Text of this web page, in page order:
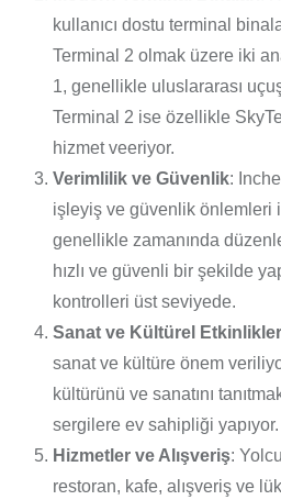
kullanıcı dostu terminal
Terminal 2 olmak üzere iki
1, genellikle uluslararası
Terminal 2 ise özellikle
hizmet veeriyor.
Verimlilik ve Güvenlik:
işleyiş ve güvenlik önlemleri
genellikle zamanında
hızlı ve güvenli bir şekilde
kontrolleri üst seviyede.
Sanat ve Kültürel Etkinlikler
sanat ve kültüre önem
kültürünü ve sanatını
sergilere ev sahipliği yapıyor.
Hizmetler ve Alışveriş:
restoran, kafe, alışveriş ve